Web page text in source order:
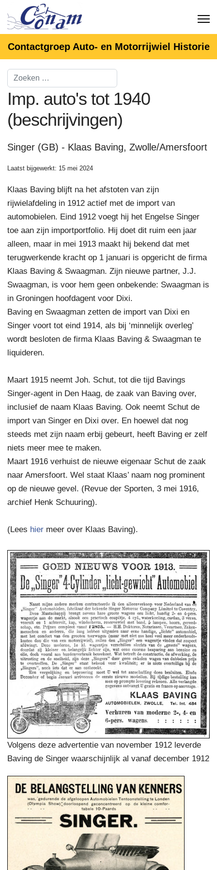
Contactgroep Auto- en Motorrijwiel Historie
Imp. auto's tot 1940
(beschrijvingen)
Singer (GB) - Klaas Baving, Zwolle/Amersfoort
Laatst bijgewerkt: 15 mei 2024
Klaas Baving blijft na het afstoten van zijn
rijwielafdeling in 1912 actief met de import van
automobielen. Eind 1912 voegt hij het Engelse Singer
toe aan zijn importportfolio. Hij doet dit ruim een jaar
alleen, maar in mei 1913 maakt hij bekend dat met
terugwerkende kracht op 1 januari is opgericht de firma
Klaas Baving & Swaagman. Zijn nieuwe partner, J.J.
Swaagman, is voor hem geen onbekende: Swaagman is
in Groningen hoofdagent voor Dixi.
Baving en Swaagman zetten de import van Dixi en
Singer voort tot eind 1914, als bij ‘minnelijk overleg’
wordt besloten de firma Klaas Baving & Swaagman te
liquideren.
Maart 1915 neemt Joh. Schut, tot die tijd Bavings
Singer‐agent in Den Haag, de zaak van Baving over,
inclusief de naam Klaas Baving. Ook neemt Schut de
import van Singer en Dixi over. En hoewel dat nog
steeds met zijn naam erbij gebeurt, heeft Baving er zelf
niets meer mee te maken.
Maart 1916 verhuist de nieuwe eigenaar Schut de zaak
naar Amersfoort. Wel staat Klaas’ naam nog prominent
op de nieuwe gevel. (Revue der Sporten, 3 mei 1916,
archief Henk Schuuring).
(Lees hier meer over Klaas Baving).
Volgens deze advertentie van november 1912 leverde
Baving de Singer waarschijnlijk al vanaf december 1912